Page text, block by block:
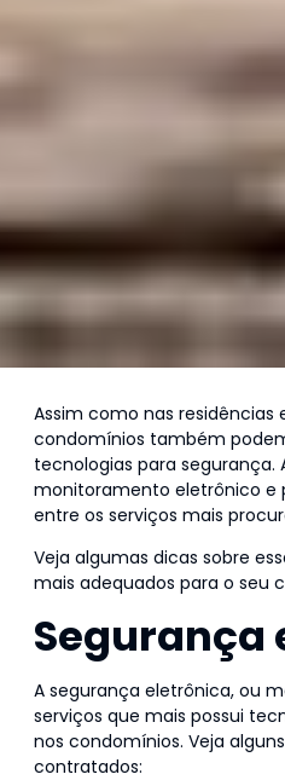
Assim como nas residências
condomínios também
tecnologias para segurança.
monitoramento eletrônico e
entre os serviços mais
Veja algumas dicas sobre
mais adequados para o seu
Segurança
A segurança eletrônica, ou
serviços que mais possui
nos condomínios. Veja
contratados: